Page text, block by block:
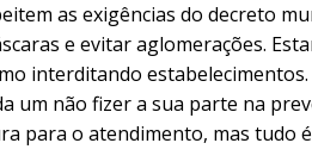
as exigências do decreto
e evitar aglomerações.
interditando
um não fizer a sua parte na
para o atendimento, mas tudo